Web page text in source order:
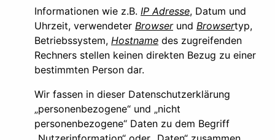
Informationen wie z.B. IP Adresse, Datum und
Uhrzeit, verwendeter Browserund Browsertyp,
Betriebssystem, Hostname des zugreifenden
Rechners stellen keinen direkten Bezug zu einer
bestimmten Person dar.
Wir fassen in dieser Datenschutzerklärung
„personenbezogene“ und „nicht
personenbezogene“ Daten zu dem Begriff